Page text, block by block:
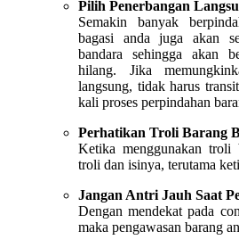
Pilih Penerbangan
Semakin banyak
bagasi anda juga akan
bandara sehingga akan
hilang. Jika
langsung, tidak harus
kali proses perpindahan
Perhatikan Troli Barang
Ketika menggunakan troli
troli dan isinya, terutama
Jangan Antri Jauh Saat
Dengan mendekat pada
maka pengawasan barang